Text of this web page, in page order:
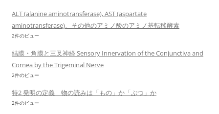
ALT (alanine aminotransferase), AST (aspartate
aminotransferase)、その他のアミノ酸のアミノ基転移酵素
2件のビュー
結膜・角膜と三叉神経 Sensory Innervation of the Conjunctiva and
Cornea by the Trigeminal Nerve
2件のビュー
特2 発明の定義 物の読みは「もの」か「ぶつ」か
2件のビュー